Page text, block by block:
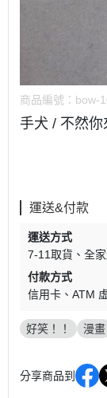
商品編號： bow-
手犬 / 不然你
運送&付款
運送方式
7-11取貨
全
付款方式
信用卡
ATM
好笑！！ 漫畫
分享商品到